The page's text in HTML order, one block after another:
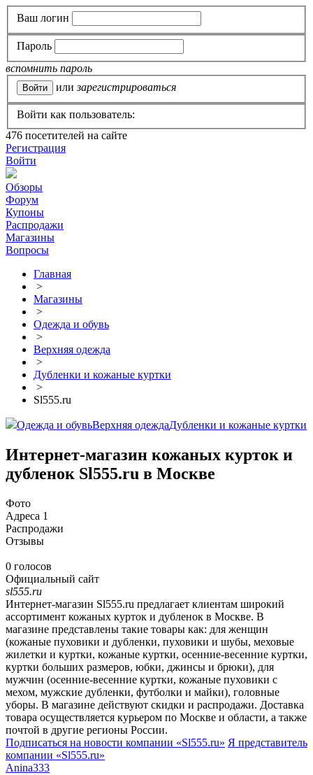
Ваш логин
Пароль
вспомнить пароль
или зарегистрироваться
Войти как пользователь:
476 посетителей на сайте
Регистрация
Войти
Обзоры
Форум
Купоны
Распродажи
Магазины
Вопросы
Главная
>
Магазины
>
Одежда и обувь
>
Верхняя одежда
>
Дубленки и кожаные куртки
>
Sl555.ru
Одежда и обувьВерхняя одеждаДубленки и кожаные куртки
Интернет-магазин кожаных курток и
дубленок Sl555.ru в Москве
Фото
Адреса 1
Распродажи
Отзывы
0 голосов
Официальный сайт
sl555.ru
Интернет-магазин Sl555.ru предлагает клиентам широкий
ассортимент кожаных курток и дубленок в Москве. В
магазине представлены такие товары как: для женщин
(кожаные пуховики и дубленки, пуховики и шубы, меховые
жилетки и куртки, кожаные куртки, осенние-весенние куртки,
куртки больших размеров, юбки, джинсы и брюки), для
мужчин (осенние-весенние куртки, кожаные пуховики с
мехом, мужские дубленки, футболки и майки), головные
уборы. В магазине действуют скидки и распродажи. Доставка
товара осуществляется курьером по Москве и области, а также
почтой в другие регионы России.
Подписаться на новости компании «Sl555.ru» Я представитель
компании «Sl555.ru»
Anina333